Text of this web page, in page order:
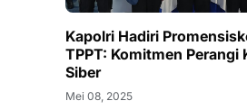
Kapolri Hadiri
TPPT: Komitmen Perangi
Siber
Mei 08, 2025